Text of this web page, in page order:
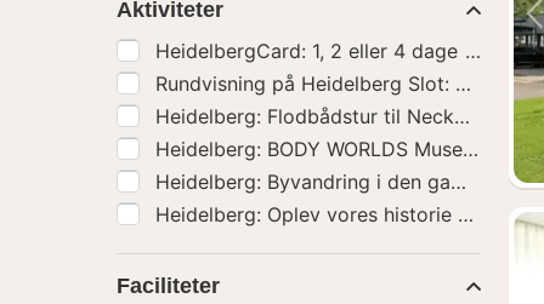
Aktiviteter
HeidelbergCard: 1, 2 eller 4 dage (1)
Heidelberg:
Heidelberg: Byvandring i den gamle
Faciliteter